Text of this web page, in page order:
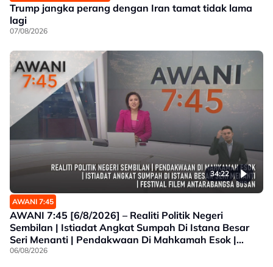
Trump jangka perang dengan Iran tamat tidak lama
lagi
07/08/2026
34:22
AWANI 7:45
AWANI 7:45 [6/8/2026] – Realiti Politik Negeri
Sembilan | Istiadat Angkat Sumpah Di Istana Besar
Seri Menanti | Pendakwaan Di Mahkamah Esok |
Festival Filem Antarabangsa Busan
06/08/2026